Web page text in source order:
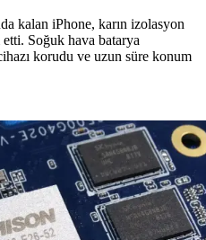
kalan iPhone, karın izolasyon
etti. Soğuk hava batarya
korudu ve uzun süre konum